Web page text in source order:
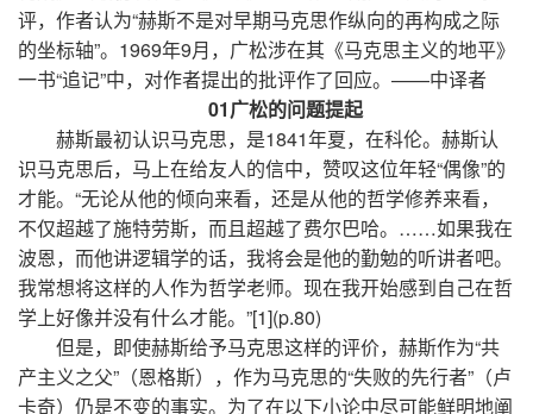
评，作者认为“赫斯不是对早期马克思作纵向的再构成之际
的坐标轴”。1969年9月，广松涉在其《马克思主义的地平》
一书“追记”中，对作者提出的批评作了回应。——中译者
01广松的问题提起
赫斯最初认识马克思，是1841年夏，在科伦。赫斯认
识马克思后，马上在给友人的信中，赞叹这位年轻“偶像”的
才能。“无论从他的倾向来看，还是从他的哲学修养来看，
不仅超越了施特劳斯，而且超越了费尔巴哈。……如果我在
波恩，而他讲逻辑学的话，我将会是他的勤勉的听讲者吧。
我常想将这样的人作为哲学老师。现在我开始感到自己在哲
学上好像并没有什么才能。”[1](p.80)
但是，即使赫斯给予马克思这样的评价，赫斯作为“共
产主义之父”（恩格斯），作为马克思的“失败的先行者”（卢
卡奇）仍是不变的事实。为了在以下小论中尽可能鲜明地阐